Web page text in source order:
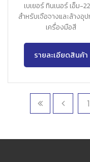
เบเยอร์ ทินเนอร์ เอ็ม-
สำหรับเจือจางและล้างอุ
เครื่องมือสี
รายละเอียดสินค้า
1